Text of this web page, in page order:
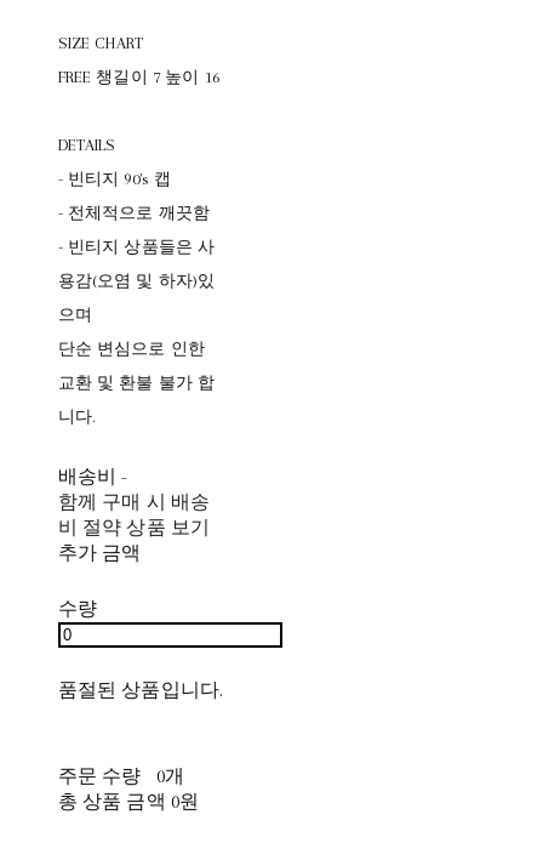
SIZE CHART
FREE 챙길이 7 높이 16
DETAILS
- 빈티지 90's 캡
- 전체적으로 깨끗함
- 빈티지 상품들은 사
용감(오염 및 하자)있
으며
단순 변심으로 인한
교환 및 환불 불가 합
니다.
배송비-
함께 구매 시 배송
비 절약 상품 보기
추가 금액
수량
품절된 상품입니다.
주문 수량
0개
총 상품 금액 0원